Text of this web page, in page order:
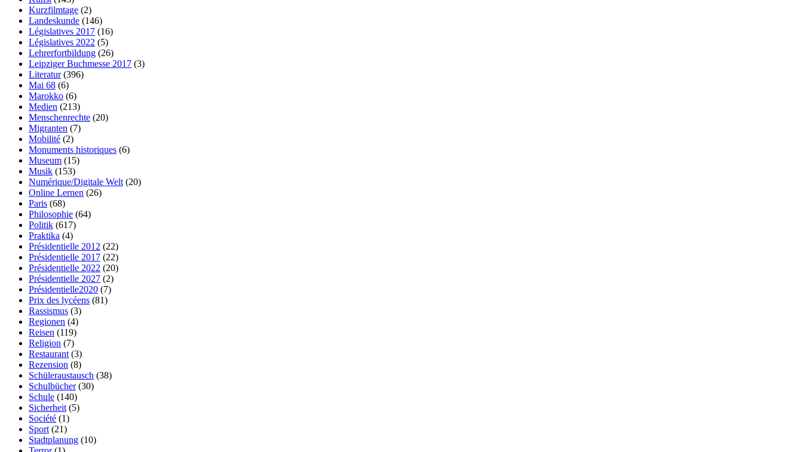
Kurzfilmtage (2)
Landeskunde (146)
Législatives 2017 (16)
Législatives 2022 (5)
Lehrerfortbildung (26)
Leipziger Buchmesse 2017 (3)
Literatur(396)
Mai 68 (6)
Marokko (6)
Medien (213)
Menschenrechte (20)
Migranten (7)
Mobilité (2)
Monuments historiques (6)
Museum (15)
Musik (153)
Numérique/Digitale Welt (20)
Online Lernen (26)
Paris (68)
Philosophie (64)
Politik (617)
Praktika (4)
Présidentielle 2012 (22)
Présidentielle 2017 (22)
Présidentielle 2022 (20)
Présidentielle 2027 (2)
Présidentielle2020 (7)
Prix des lycéens (81)
Rassismus (3)
Regionen (4)
Reisen (119)
Religion (7)
Restaurant (3)
Rezension (8)
Schüleraustausch (38)
Schulbücher(30)
Schule (140)
Sicherheit (5)
Société (1)
Sport (21)
Stadtplanung (10)